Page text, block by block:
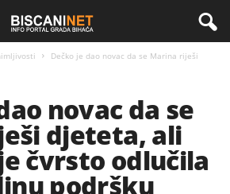
Dečko je dao novac da se Marina riješi
novac da se
djeteta, ali
čvrsto odlučila
podršku